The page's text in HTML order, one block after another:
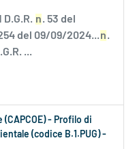
D.G.R. n. 53 del
del 09/09/2024...n.
...
(CAPCOE) - Profilo di
(codice B.1.PUG) -